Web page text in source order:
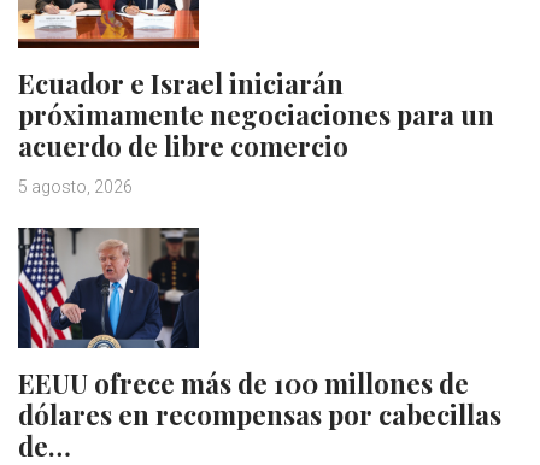
Ecuador e Israel iniciarán
próximamente negociaciones para un
acuerdo de libre comercio
5 agosto, 2026
EEUU ofrece más de 100 millones de
dólares en recompensas por cabecillas
de…